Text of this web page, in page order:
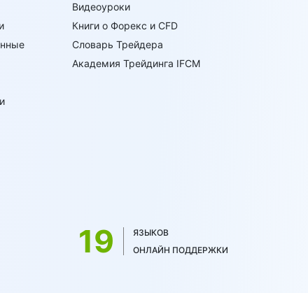
Видеоуроки
Книги о Форекс и CFD
Словарь Трейдера
Академия Трейдинга IFCM
19
ЯЗЫКОВ
ОНЛАЙН ПОДДЕРЖКИ